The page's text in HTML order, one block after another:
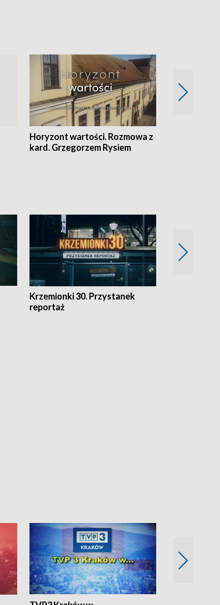
Horyzont wartości. Rozmowa z
kard. Grzegorzem Rysiem
Krzemionki 30. Przystanek
reportaż